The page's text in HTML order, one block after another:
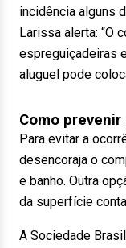
incidência alguns
Larissa alerta: “O
espreguiçadeiras
aluguel pode
Como
Para evitar a
desencoraja o
e banho. Outra
da superfície
A Sociedade